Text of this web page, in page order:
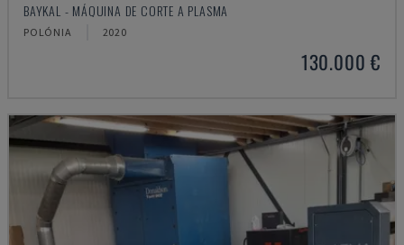
BAYKAL - MÁQUINA DE CORTE A PLASMA
POLÓNIA 2020
130.000 €